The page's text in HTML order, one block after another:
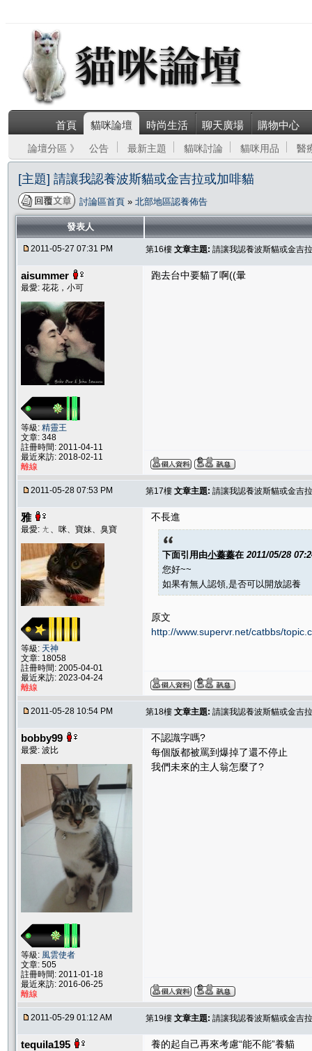
首頁 貓咪論壇 時尚生活 聊天廣場 購物中心
論壇分區 》 公告 最新主題 貓咪討論 貓咪用品 醫
[主題] 請讓我認養波斯貓或金吉拉或加啡貓
討論區首頁 » 北部地區認養佈告
發表人
2011-05-27 07:31 PM 第16樓 文章主題: 請讓我認養波斯貓或金吉
aisummer
最愛: 花花，小可
等級: 精靈王
文章: 348
註冊時間: 2011-04-11
最近來訪: 2018-02-11
離線
跑去台中要貓了啊((暈
2011-05-28 07:53 PM 第17樓 文章主題: 請讓我認養波斯貓或金吉
雅
最愛: ㄤ、咪、寶妹、臭寶
等級: 天神
文章: 18058
註冊時間: 2005-04-01
最近來訪: 2023-04-24
離線
不長進
下面引用由小蓁蓁在 2011/05/28
您好~~
如果有無人認領,是否可以開放認養
原文
http://www.supervr.net/catbbs/
2011-05-28 10:54 PM 第18樓 文章主題: 請讓我認養波斯貓或金吉
bobby99
最愛: 波比
等級: 風雲使者
文章: 505
註冊時間: 2011-01-18
最近來訪: 2016-06-25
離線
不認識字嗎?
每個版都被罵到爆掉了還不停止
我們未來的主人翁怎麼了?
2011-05-29 01:12 AM 第19樓 文章主題: 請讓我認養波斯貓或金吉
tequila195
養的起自己再來考慮“能不能”養貓